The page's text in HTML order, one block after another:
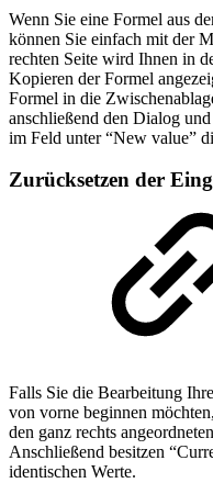
Wenn Sie eine Formel aus
können Sie einfach mit der
rechten Seite wird Ihnen in
Kopieren der Formel
Formel in die
anschließend den Dialog
im Feld unter “New value”
Zurücksetzen der
Falls Sie die Bearbeitung
von vorne beginnen
den ganz rechts
Anschließend besitzen
identischen Werte.